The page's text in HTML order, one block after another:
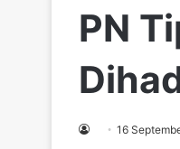
PN
16